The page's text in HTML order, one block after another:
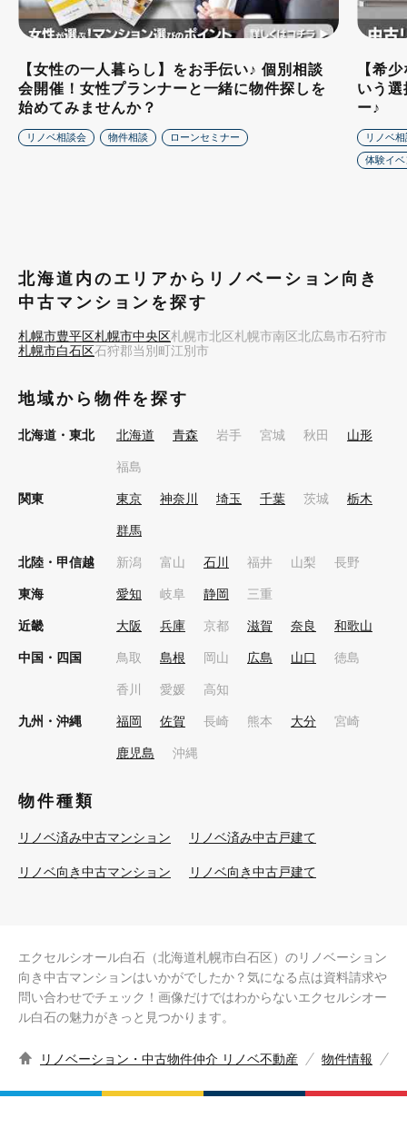
【女性の一人暮らし】をお手伝い♪ 個別相談
会開催！女性プランナーと一緒に物件探しを
始めてみませんか？
リノベ相談会 物件相談 ローンセミナー
【希
いう
ー♪
リノベ
体験イベ
北海道内のエリアからリノベーション向き
中古マンションを探す
札幌市豊平区札幌市中央区札幌市北区札幌市南区北広島市石狩市
札幌市白石区石狩郡当別町江別市
地域から物件を探す
北海道・東北 北海道 青森 岩手 宮城 秋田 山形
福島
関東 東京 神奈川 埼玉 千葉 茨城 栃木
群馬
北陸・甲信越 新潟 富山 石川 福井 山梨 長野
東海 愛知 岐阜 静岡 三重
近畿 大阪 兵庫 京都 滋賀 奈良 和歌山
中国・四国 鳥取 島根 岡山 広島 山口 徳島
香川 愛媛 高知
九州・沖縄 福岡 佐賀 長崎 熊本 大分 宮崎
鹿児島 沖縄
物件種類
リノベ済み中古マンション リノベ済み中古戸建て
リノベ向き中古マンション リノベ向き中古戸建て
エクセルシオール白石（北海道札幌市白石区）のリノベーション
向き中古マンションはいかがでしたか？気になる点は資料請求や
問い合わせでチェック！画像だけではわからないエクセルシオー
ル白石の魅力がきっと見つかります。
リノベーション・中古物件仲介 リノベ不動産 物件情報